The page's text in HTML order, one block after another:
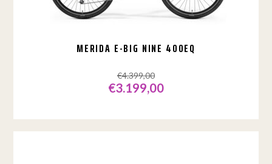
productpagina
MERIDA E-BIG NINE 400EQ
€4.399,00
€3.199,00